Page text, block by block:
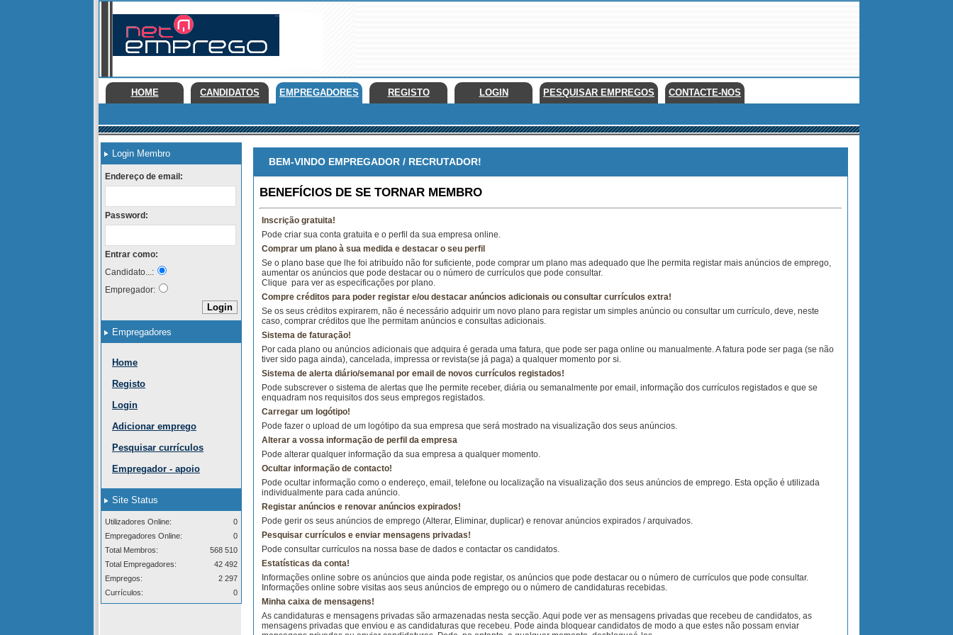
HOME CANDIDATOS EMPREGADORES REGISTO LOGIN PESQUISAR EMPREGOS CONTACTE-NOS
Login Membro
Endereço de email:
Password:
Entrar como:
Candidato...:
Empregador:
Empregadores
Home
Registo
Login
Adicionar emprego
Pesquisar currículos
Empregador - apoio
Site Status
Utilizadores Online:
0
Empregadores Online:
0
Total Membros:
568 510
Total Empregadores:
42 492
Empregos:
2 297
Currículos:
0
BEM-VINDO EMPREGADOR / RECRUTADOR!
BENEFÍCIOS DE SE TORNAR MEMBRO
Inscrição gratuita!
Pode criar sua conta gratuita e o perfil da sua empresa online.
Comprar um plano à sua medida e destacar o seu perfil
Se o plano base que lhe foi atribuído não for suficiente, pode comprar um plano mas adequado que lhe permita registar mais anúncios de emprego,
aumentar os anúncios que pode destacar ou o número de currículos que pode consultar.
Clique para ver as especificações por plano.
Compre créditos para poder registar e/ou destacar anúncios adicionais ou consultar currículos extra!
Se os seus créditos expirarem, não é necessário adquirir um novo plano para registar um simples anúncio ou consultar um currículo, deve, neste
caso, comprar créditos que lhe permitam anúncios e consultas adicionais.
Sistema de faturação!
Por cada plano ou anúncios adicionais que adquira é gerada uma fatura, que pode ser paga online ou manualmente. A fatura pode ser paga (se não
tiver sido paga ainda), cancelada, impressa or revista(se já paga) a qualquer momento por si.
Sistema de alerta diário/semanal por email de novos currículos registados!
Pode subscrever o sistema de alertas que lhe permite receber, diária ou semanalmente por email, informação dos currículos registados e que se
enquadram nos requisitos dos seus empregos registados.
Carregar um logótipo!
Pode fazer o upload de um logótipo da sua empresa que será mostrado na visualização dos seus anúncios.
Alterar a vossa informação de perfil da empresa
Pode alterar qualquer informação da sua empresa a qualquer momento.
Ocultar informação de contacto!
Pode ocultar informação como o endereço, email, telefone ou localização na visualização dos seus anúncios de emprego. Esta opção é utilizada
individualmente para cada anúncio.
Registar anúncios e renovar anúncios expirados!
Pode gerir os seus anúncios de emprego (Alterar, Eliminar, duplicar) e renovar anúncios expirados / arquivados.
Pesquisar currículos e enviar mensagens privadas!
Pode consultar currículos na nossa base de dados e contactar os candidatos.
Estatísticas da conta!
Informações online sobre os anúncios que ainda pode registar, os anúncios que pode destacar ou o número de currículos que pode consultar.
Informações online sobre visitas aos seus anúncios de emprego ou o número de candidaturas recebidas.
Minha caixa de mensagens!
As candidaturas e mensagens privadas são armazenadas nesta secção. Aqui pode ver as mensagens privadas que recebeu de candidatos, as
mensagens privadas que enviou e as candidaturas que recebeu. Pode ainda bloquear candidatos de modo a que estes não possam enviar